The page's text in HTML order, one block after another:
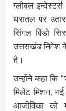
ग्लोबल
धरातल पर
सिंगल विंडो
उत्तराखंड
है।
उन्होंने कहा कि
मिलेट मिशन, नई
आजीविका को